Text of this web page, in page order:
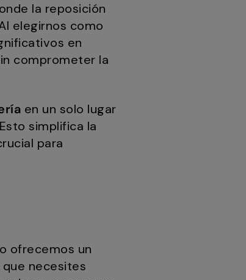
la reposición
elegirnos como
en
comprometer la
en un solo lugar
simplifica la
para
ofrecemos un
necesites